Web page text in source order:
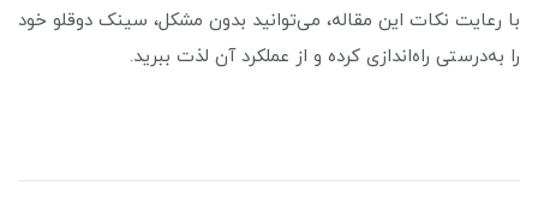
با رعایت نکات این مقاله، می‌توانید بدون مشکل، سینک دوقلو خود
را به‌درستی راه‌اندازی کرده و از عملکرد آن لذت ببرید.